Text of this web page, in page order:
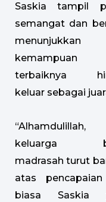
Saskia tampil
semangat dan
menunjukkan
kemampuan
terbaiknya
keluar sebagai
“Alhamdulillah,
keluarga
madrasah turut
atas
biasa Saskia